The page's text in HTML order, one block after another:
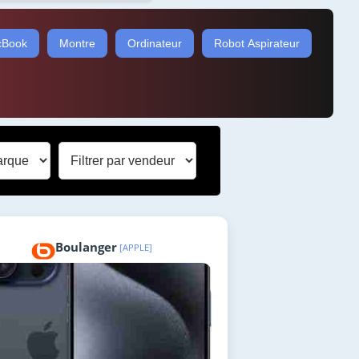
Montre Ordinateur Robot Aspirateur
Boulanger [APPLE]